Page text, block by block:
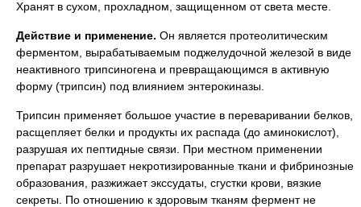
Хранят в сухом, прохладном, защищенном от света месте.
Действие и применение. Он является протеолитическим
ферментом, вырабатываемым поджелудочной железой в виде
неактивного трипсиногена и превращающимся в активную
форму (трипсин) под влиянием энтерокиназы.
Трипсин применяет большое участие в переваривании белков,
расщепляет белки и продукты их распада (до аминокислот),
разрушая их пептидные связи. При местном применении
препарат разрушает некротизированные ткани и фибринозные
образования, разжижает экссудаты, сгустки крови, вязкие
секреты. По отношению к здоровым тканям фермент не